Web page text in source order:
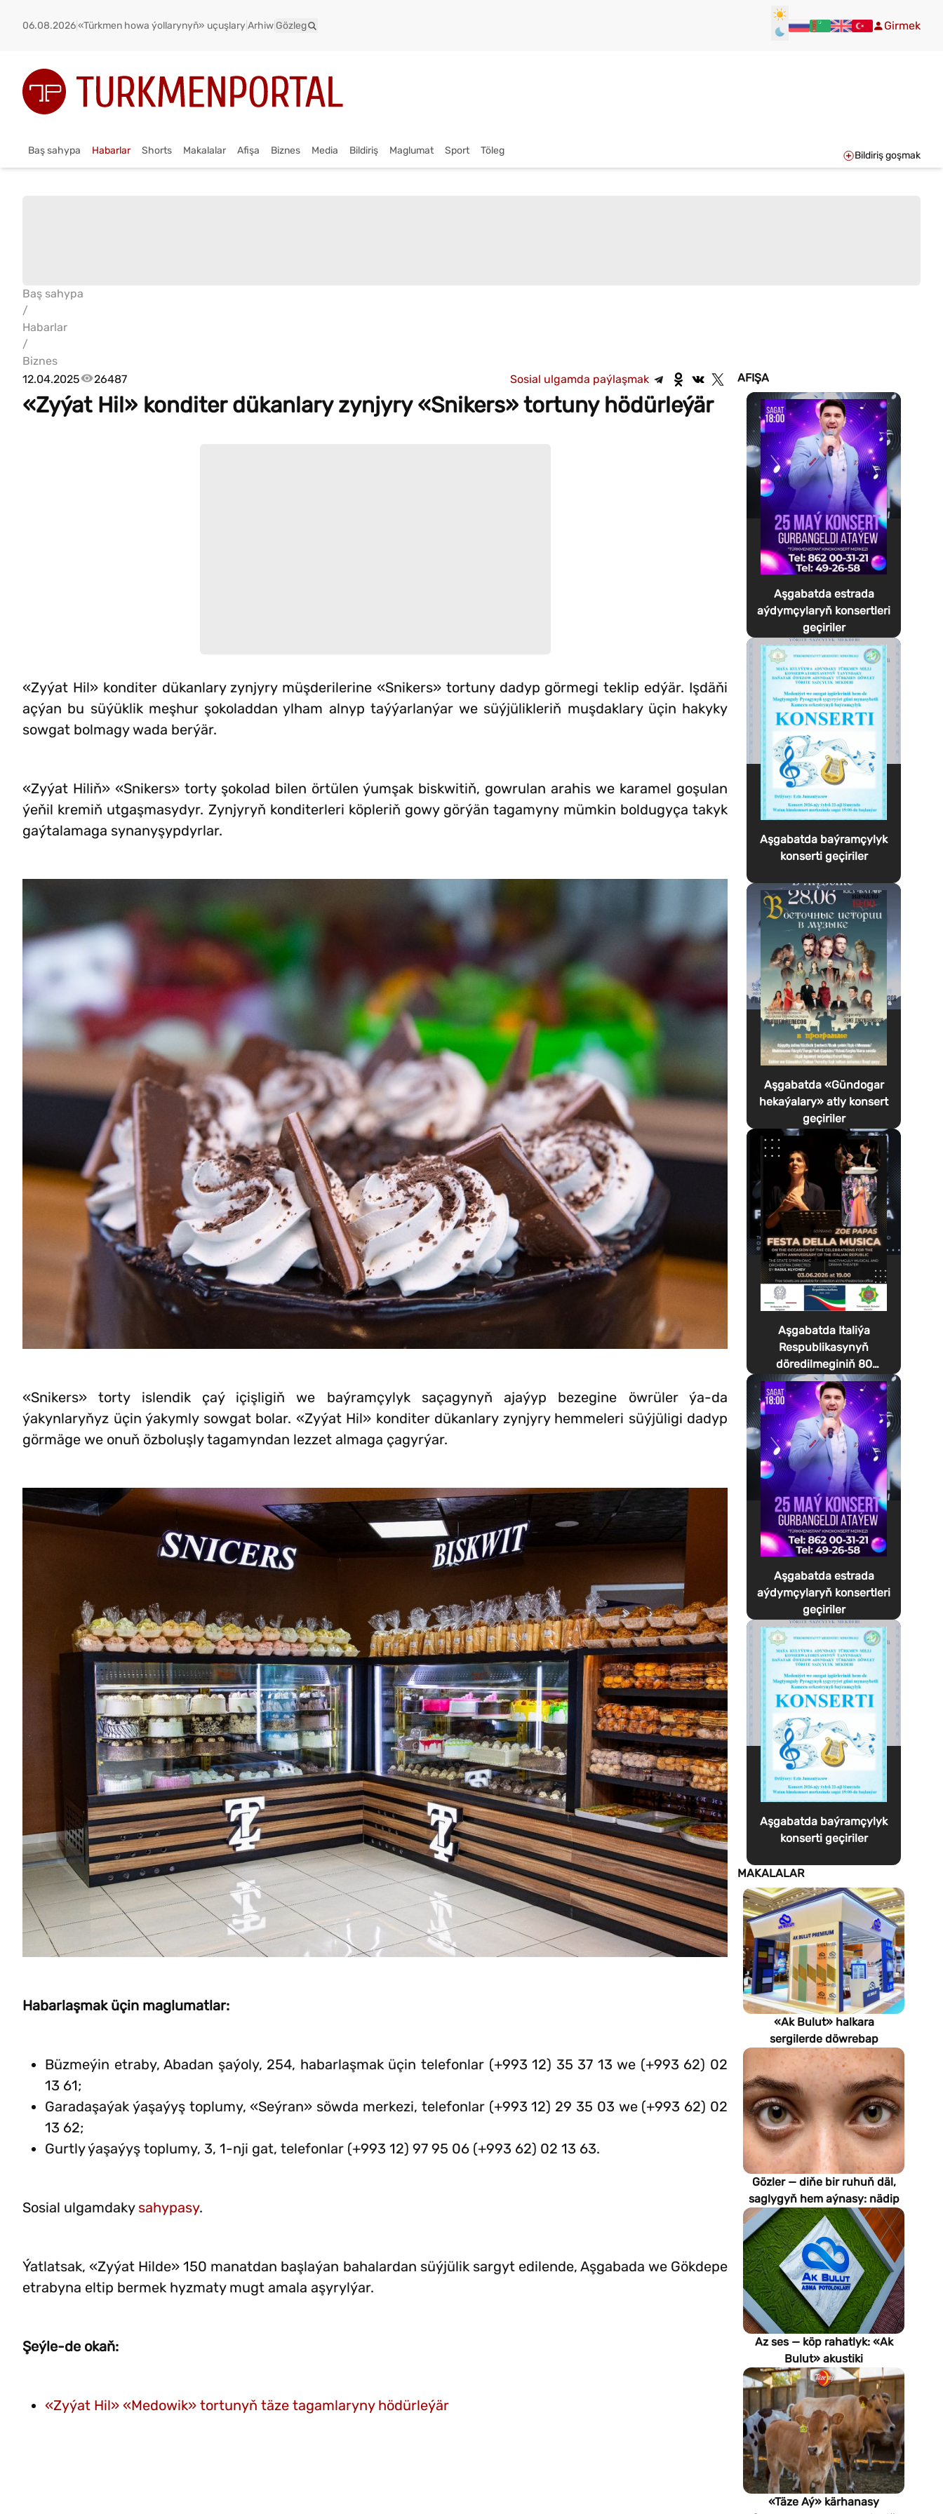
06.08.2026«Türkmen howa ýollarynyň» uçuşlaryArhiw Gözleg Girmek
Baş sahypa Habarlar Shorts Makalalar Afişa Biznes Media Bildiriş Maglumat Sport Töleg Bildiriş goşmak
Baş sahypa
/
Habarlar
/
Biznes
12.04.2025
26487 Sosial ulgamda paýlaşmak
«Zyýat Hil» konditer dükanlary zynjyry «Snikers» tortuny hödürleýär
«Zyýat Hil» konditer dükanlary zynjyry müşderilerine «Snikers» tortuny dadyp görmegi teklip edýär. Işdäňi
açýan bu süýüklik meşhur şokoladdan ylham alnyp taýýarlanýar we süýjülikleriň muşdaklary üçin hakyky
sowgat bolmagy wada berýär.
«Zyýat Hiliň» «Snikers» torty şokolad bilen örtülen ýumşak biskwitiň, gowrulan arahis we karamel goşulan
ýeňil kremiň utgaşmasydyr. Zynjyryň konditerleri köpleriň gowy görýän tagamyny mümkin boldugyça takyk
gaýtalamaga synanyşypdyrlar.
«Snikers» torty islendik çaý içişligiň we baýramçylyk saçagynyň ajaýyp bezegine öwrüler ýa-da
ýakynlaryňyz üçin ýakymly sowgat bolar. «Zyýat Hil» konditer dükanlary zynjyry hemmeleri süýjüligi dadyp
görmäge we onuň özboluşly tagamyndan lezzet almaga çagyrýar.
Habarlaşmak üçin maglumatlar:
Büzmeýin etraby, Abadan şaýoly, 254, habarlaşmak üçin telefonlar (+993 12) 35 37 13 we (+993 62) 02
13 61;
Garadaşaýak ýaşaýyş toplumy, «Seýran» söwda merkezi, telefonlar (+993 12) 29 35 03 we (+993 62) 02
13 62;
Gurtly ýaşaýyş toplumy, 3, 1-nji gat, telefonlar (+993 12) 97 95 06 (+993 62) 02 13 63.
Sosial ulgamdaky sahypasy.
Ýatlatsak, «Zyýat Hilde» 150 manatdan başlaýan bahalardan süýjülik sargyt edilende, Aşgabada we Gökdepe
etrabyna eltip bermek hyzmaty mugt amala aşyrylýar.
Şeýle-de okaň:
«Zyýat Hil» «Medowik» tortunyň täze tagamlaryny hödürleýär
AFIŞA
Aşgabatda estrada
aýdymçylaryň konsertleri
geçiriler
Aşgabatda baýramçylyk
konserti geçiriler
Aşgabatda «Gündogar
hekaýalary» atly konsert
geçiriler
Aşgabatda Italiýa
Respublikasynyň
döredilmeginiň 80
ýyllygyna bagyşlanan
Festa della Musica
geçirilýär
Aşgabatda estrada
aýdymçylaryň konsertleri
geçiriler
Aşgabatda baýramçylyk
konserti geçiriler
MAKALALAR
«Ak Bulut» halkara
sergilerde döwrebap
gurluşyk çözgütlerini
görkezýär
Gözler — diňe bir ruhuň däl,
saglygyň hem aýnasy: nädip
emeli aň keselleri suratlar
arkaly anyklaýar?
Az ses — köp rahatlyk: «Ak
Bulut» akustiki
potoloklarynyň
artykmaçlyklary
«Täze Aý» kärhanasy